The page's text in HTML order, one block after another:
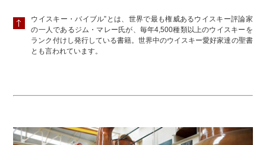
ウイスキー・バイブル”とは、世界で最も権威あるウイスキー評論家
の一人であるジム・マレー氏が、毎年4,500種類以上のウイスキーを
ランク付けし発行している書籍。世界中のウイスキー愛好家達の聖書
とも言われています。